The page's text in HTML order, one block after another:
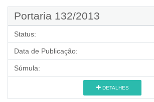
Portaria 132/2013
Status:
Data de Publicação:
Súmula:
DETALHES